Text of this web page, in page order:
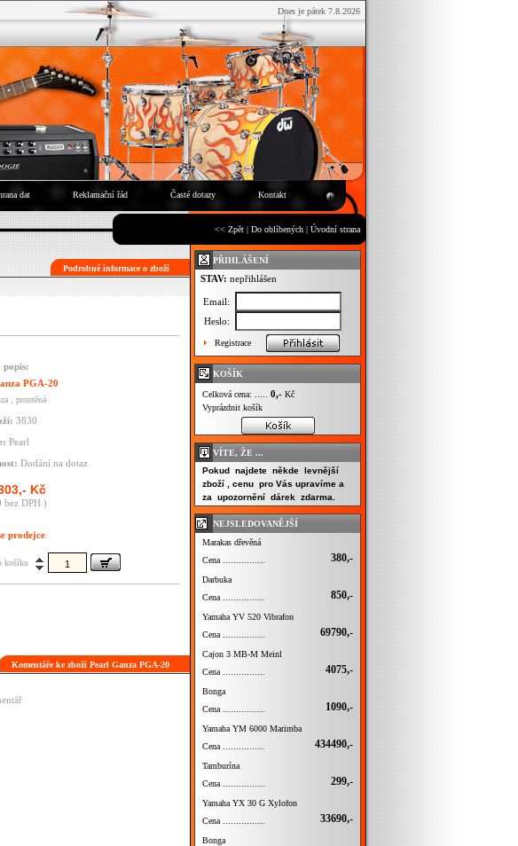
Dnes je pátek 7.8.2026
dat Reklamační řád Časté dotazy Kontakt
<< Zpět | Do oblíbených | Úvodní strana
Podrobné informace o zboží
popis:
PGA-20
, proutěná
3830
Pearl
Dodání na dotaz
Kč
bez DPH )
prodejce
košíku
Komentáře ke zboží Pearl Ganza PGA-20
PŘIHLÁŠENÍ
STAV: nepřihlášen
Email:
Heslo:
Registrace
KOŠÍK
Celková cena: ..... 0,- Kč
Vyprázdnit košík
VÍTE, ŽE ...
Pokud najdete někde levnější
zboží , cenu pro Vás upravíme a
za upozornění dárek zdarma.
NEJSLEDOVANĚJŠÍ
Marakas dřevěná
Cena ................
380,-
Darbuka
Cena ................
850,-
Yamaha YV 520 Vibrafon
Cena ................
69790,-
Cajon 3 MB-M Meinl
Cena ................
4075,-
Bonga
Cena ................
1090,-
Yamaha YM 6000 Marimba
Cena ................
434490,-
Tamburína
Cena ................
299,-
Yamaha YX 30 G Xylofon
Cena ................
33690,-
Bonga